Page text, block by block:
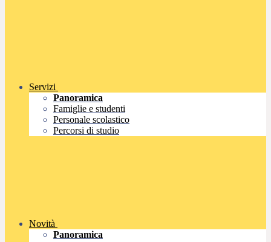
Servizi
Panoramica
Famiglie e studenti
Personale scolastico
Percorsi di studio
Novità
Panoramica